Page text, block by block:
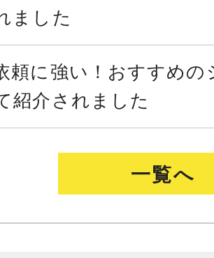
ました
頼に強い！おすすめ
紹介されました
一覧へ